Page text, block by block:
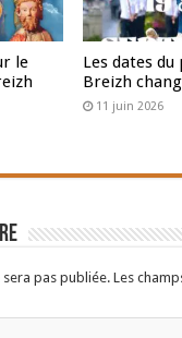
le
Les dates
Breizh
11 juin 2026
pas publiée. Les